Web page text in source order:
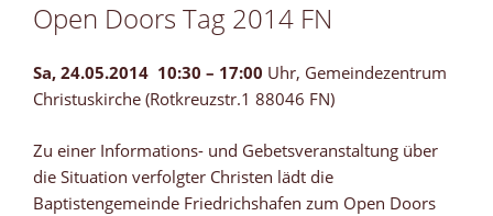
Open Doors Tag 2014 FN
Sa, 24.05.2014 10:30 – 17:00 Uhr, Gemeindezentrum
Christuskirche (Rotkreuzstr.1 88046 FN)
Zu einer Informations- und Gebetsveranstaltung über
die Situation verfolgter Christen lädt die
Baptistengemeinde Friedrichshafen zum Open Doors